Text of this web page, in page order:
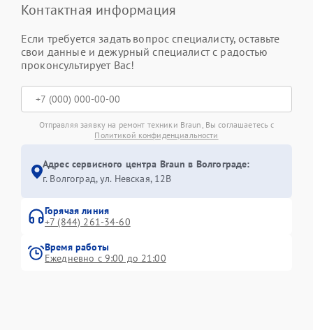
Контактная информация
Если требуется задать вопрос специалисту, оставьте
свои данные и дежурный специалист с радостью
проконсультирует Вас!
Отправляя заявку на ремонт техники Braun, Вы соглашаетесь с
Политикой конфиденциальности
Адрес сервисного центра Braun в Волгограде:
г. Волгоград, ул. Невская, 12В
Горячая линия
+7 (844) 261-34-60
Время работы
Ежедневно с 9:00 до 21:00